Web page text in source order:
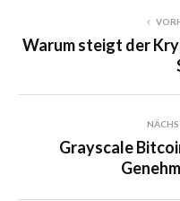
Warum steigt der
Grayscale